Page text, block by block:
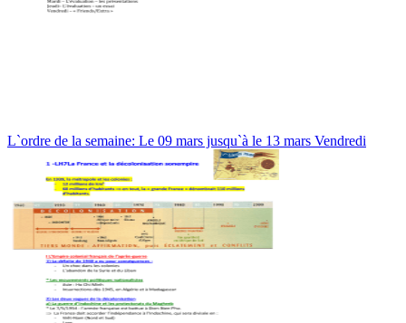
L`ordre de la semaine: Le 09 mars jusqu`à le 13 mars Vendredi